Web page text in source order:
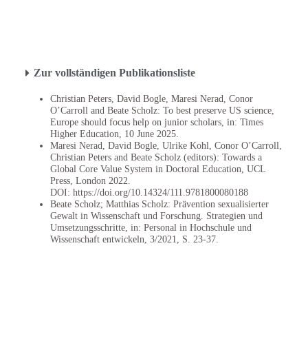
Zur vollständigen Publikationsliste
Christian Peters, David Bogle, Maresi Nerad, Conor
O’Carroll and Beate Scholz: To best preserve US science,
Europe should focus help on junior scholars, in: Times
Higher Education, 10 June 2025.
Maresi Nerad, David Bogle, Ulrike Kohl, Conor O’Carroll,
Christian Peters and Beate Scholz (editors): Towards a
Global Core Value System in Doctoral Education, UCL
Press, London 2022.
DOI: https://doi.org/10.14324/111.9781800080188
Beate Scholz; Matthias Scholz: Prävention sexualisierter
Gewalt in Wissenschaft und Forschung. Strategien und
Umsetzungsschritte, in: Personal in Hochschule und
Wissenschaft entwickeln, 3/2021, S. 23-37.